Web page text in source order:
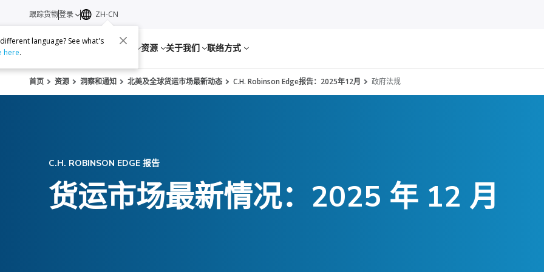
服务 资源 关于我们 联络方式
跟踪货物登录 ZH-CN
language? See what's
here.
首页 资源 洞察和通知 北美及全球货运市场最新动态 C.H. Robinson Edge报告：2025年12月 政府法规
C.H. ROBINSON EDGE 报告
货运市场最新情况：2025 年 12 月